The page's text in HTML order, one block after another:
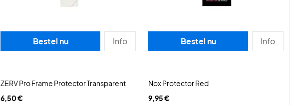
Bestel nu Info
ZERV Pro Frame Protector Transparent
6,50 €
Bestel nu Info
Nox Protector Red
9,95 €